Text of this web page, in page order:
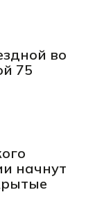
во
75
начнут